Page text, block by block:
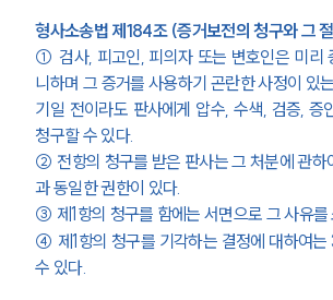
형사소송법 제184조 (증거보전의 청구와 그
① 검사, 피고인, 피의자 또는 변호인은 미리
니하며 그 증거를 사용하기 곤란한 사정이 있
기일 전이라도 판사에게 압수, 수색, 검증, 증
청구할 수 있다.
② 전항의 청구를 받은 판사는 그 처분에 관하
과 동일한 권한이 있다.
③ 제1항의 청구를 함에는 서면으로 그 사유를
④ 제1항의 청구를 기각하는 결정에 대하여는
수 있다.